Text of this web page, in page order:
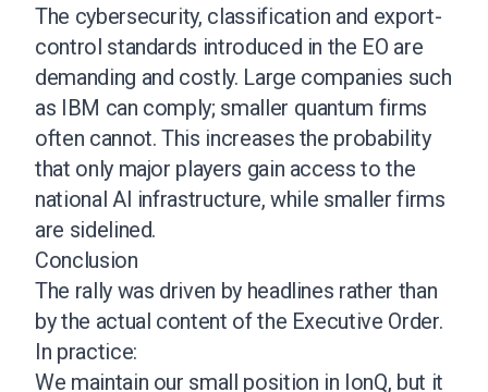
The cybersecurity, classification and export-
control standards introduced in the EO are
demanding and costly. Large companies such
as IBM can comply; smaller quantum firms
often cannot. This increases the probability
that only major players gain access to the
national AI infrastructure, while smaller firms
are sidelined.
Conclusion
The rally was driven by headlines rather than
by the actual content of the Executive Order.
In practice:
We maintain our small position in IonQ, but it